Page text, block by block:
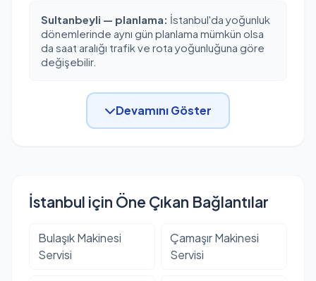
Sultanbeyli — planlama: İstanbul'da yoğunluk
dönemlerinde aynı gün planlama mümkün olsa
da saat aralığı trafik ve rota yoğunluğuna göre
değişebilir.
Devamını Göster
İstanbul için Öne Çıkan Bağlantılar
Bulaşık Makinesi
Servisi
Çamaşır Makinesi
Servisi